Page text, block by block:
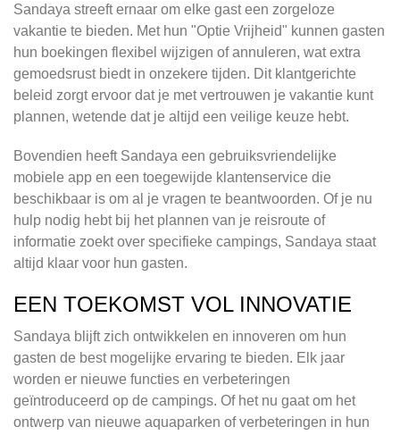
Sandaya streeft ernaar om elke gast een zorgeloze
vakantie te bieden. Met hun "Optie Vrijheid" kunnen gasten
hun boekingen flexibel wijzigen of annuleren, wat extra
gemoedsrust biedt in onzekere tijden. Dit klantgerichte
beleid zorgt ervoor dat je met vertrouwen je vakantie kunt
plannen, wetende dat je altijd een veilige keuze hebt.
Bovendien heeft Sandaya een gebruiksvriendelijke
mobiele app en een toegewijde klantenservice die
beschikbaar is om al je vragen te beantwoorden. Of je nu
hulp nodig hebt bij het plannen van je reisroute of
informatie zoekt over specifieke campings, Sandaya staat
altijd klaar voor hun gasten.
EEN TOEKOMST VOL INNOVATIE
Sandaya blijft zich ontwikkelen en innoveren om hun
gasten de best mogelijke ervaring te bieden. Elk jaar
worden er nieuwe functies en verbeteringen
geïntroduceerd op de campings. Of het nu gaat om het
ontwerp van nieuwe aquaparken of verbeteringen in hun